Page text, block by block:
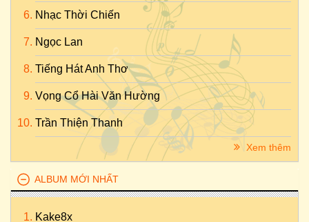
Nhạc Thời Chiến
Ngọc Lan
Tiếng Hát Anh Thơ
Vọng Cổ Hài Văn Hường
Trần Thiện Thanh
Xem thêm
ALBUM MỚI NHẤT
Kake8x